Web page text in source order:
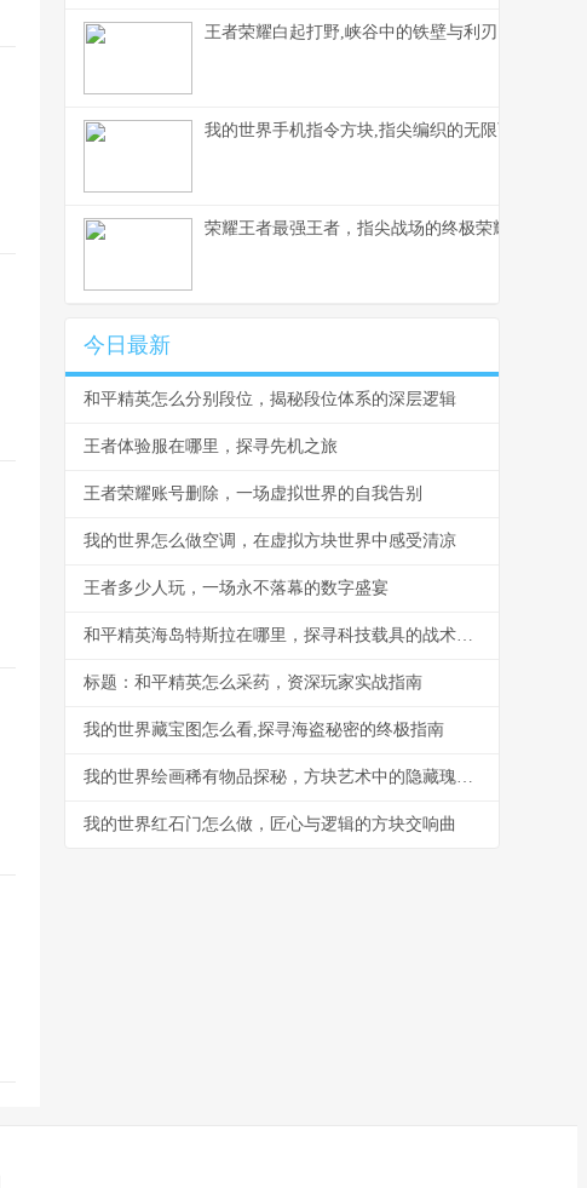
王者荣耀白起打野,峡谷中的铁壁与利刃
我的世界手机指令方块,指尖编织的无限可能，副
荣耀王者最强王者，指尖战场的终极荣耀
今日最新
和平精英怎么分别段位，揭秘段位体系的深层逻辑
王者体验服在哪里，探寻先机之旅
王者荣耀账号删除，一场虚拟世界的自我告别
我的世界怎么做空调，在虚拟方块世界中感受清凉
王者多少人玩，一场永不落幕的数字盛宴
和平精英海岛特斯拉在哪里，探寻科技载具的战术坐标
标题：和平精英怎么采药，资深玩家实战指南
我的世界藏宝图怎么看,探寻海盗秘密的终极指南
我的世界绘画稀有物品探秘，方块艺术中的隐藏瑰宝，副标题，光影与色彩的终极追寻
我的世界红石门怎么做，匠心与逻辑的方块交响曲